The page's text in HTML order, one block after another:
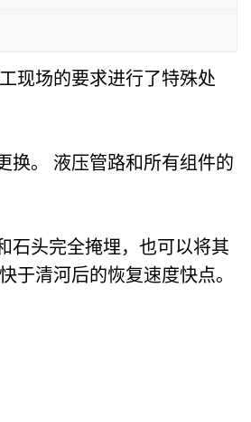
现场的要求进行了特殊处
换。 液压管路和所有组件的
石头完全掩埋，也可以将其
于清河后的恢复速度快点。